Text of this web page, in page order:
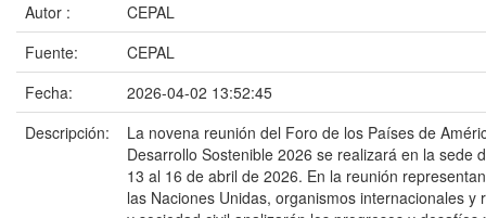
Autor :
CEPAL
Fuente:
CEPAL
Fecha:
2026-04-02 13:52:45
Descripción:
La novena reunión del Foro de los Países de
Desarrollo Sostenible 2026 se realizará en la sede
13 al 16 de abril de 2026. En la reunión
las Naciones Unidas, organismos internacionales